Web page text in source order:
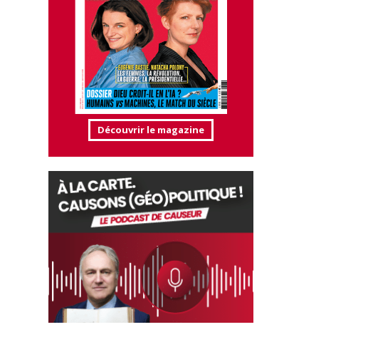
Découvrir le magazine